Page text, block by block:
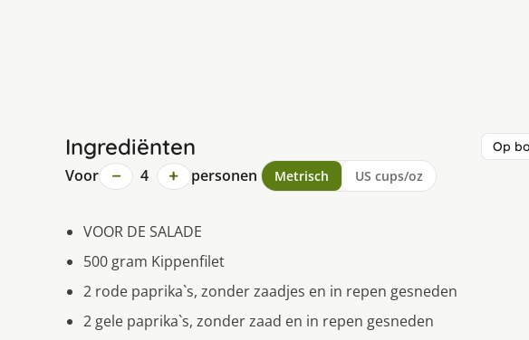
Ingrediënten Op
Voor − 4 + personen Metrisch US cups/oz
VOOR DE SALADE
500 gram Kippenfilet
2 rode paprika`s, zonder zaadjes en in repen gesneden
2 gele paprika`s, zonder zaad en in repen gesneden